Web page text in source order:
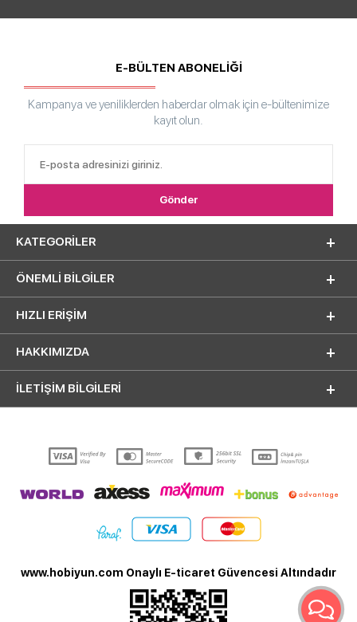
E-BÜLTEN ABONELİĞİ
Kampanya ve yeniliklerden haberdar olmak için e-bültenimize
kayıt olun.
KATEGORILER
ÖNEMLI BILGILER
HIZLI ERIŞIM
HAKKIMIZDA
İLETİŞİM BİLGİLERİ
www.hobiyun.com Onaylı E-ticaret Güvencesi Altındadır